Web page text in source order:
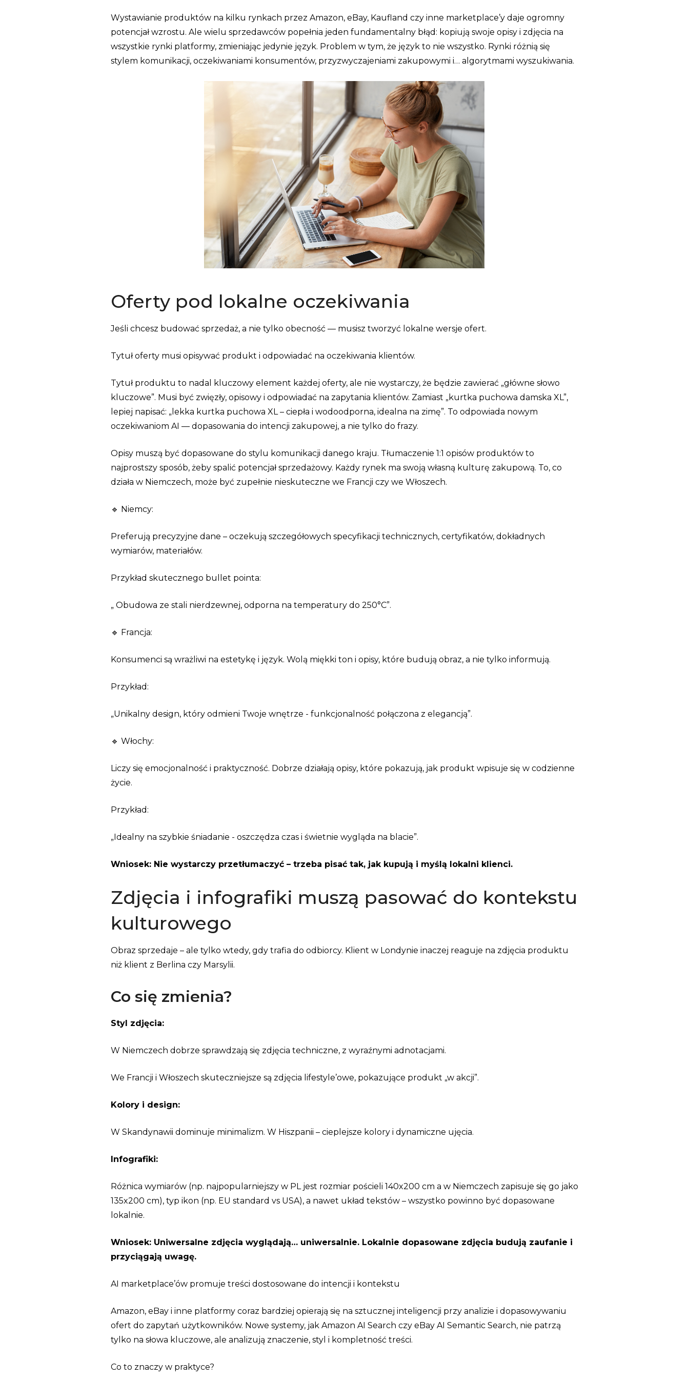
Wystawianie produktów na kilku rynkach przez Amazon, eBay, Kaufland czy inne marketplace’y daje ogromny
potencjał wzrostu. Ale wielu sprzedawców popełnia jeden fundamentalny błąd: kopiują swoje opisy i zdjęcia na
wszystkie rynki platformy, zmieniając jedynie język. Problem w tym, że język to nie wszystko. Rynki różnią się
stylem komunikacji, oczekiwaniami konsumentów, przyzwyczajeniami zakupowymi i… algorytmami wyszukiwania.
Oferty pod lokalne oczekiwania
Jeśli chcesz budować sprzedaż, a nie tylko obecność — musisz tworzyć lokalne wersje ofert.
Tytuł oferty musi opisywać produkt i odpowiadać na oczekiwania klientów.
Tytuł produktu to nadal kluczowy element każdej oferty, ale nie wystarczy, że będzie zawierać „główne słowo
kluczowe”. Musi być zwięzły, opisowy i odpowiadać na zapytania klientów. Zamiast „kurtka puchowa damska XL”,
lepiej napisać: „lekka kurtka puchowa XL – ciepła i wodoodporna, idealna na zimę”. To odpowiada nowym
oczekiwaniom AI — dopasowania do intencji zakupowej, a nie tylko do frazy.
Opisy muszą być dopasowane do stylu komunikacji danego kraju. Tłumaczenie 1:1 opisów produktów to
najprostszy sposób, żeby spalić potencjał sprzedażowy. Każdy rynek ma swoją własną kulturę zakupową. To, co
działa w Niemczech, może być zupełnie nieskuteczne we Francji czy we Włoszech.
🔹 Niemcy:
Preferują precyzyjne dane – oczekują szczegółowych specyfikacji technicznych, certyfikatów, dokładnych
wymiarów, materiałów.
Przykład skutecznego bullet pointa:
„ Obudowa ze stali nierdzewnej, odporna na temperatury do 250°C”.
🔹 Francja:
Konsumenci są wrażliwi na estetykę i język. Wolą miękki ton i opisy, które budują obraz, a nie tylko informują.
Przykład:
„Unikalny design, który odmieni Twoje wnętrze - funkcjonalność połączona z elegancją”.
🔹 Włochy:
Liczy się emocjonalność i praktyczność. Dobrze działają opisy, które pokazują, jak produkt wpisuje się w codzienne
życie.
Przykład:
„Idealny na szybkie śniadanie - oszczędza czas i świetnie wygląda na blacie”.
Wniosek: Nie wystarczy przetłumaczyć – trzeba pisać tak, jak kupują i myślą lokalni klienci.
Zdjęcia i infografiki muszą pasować do kontekstu
kulturowego
Obraz sprzedaje – ale tylko wtedy, gdy trafia do odbiorcy. Klient w Londynie inaczej reaguje na zdjęcia produktu
niż klient z Berlina czy Marsylii.
Co się zmienia?
Styl zdjęcia:
W Niemczech dobrze sprawdzają się zdjęcia techniczne, z wyraźnymi adnotacjami.
We Francji i Włoszech skuteczniejsze są zdjęcia lifestyle’owe, pokazujące produkt „w akcji”.
Kolory i design:
W Skandynawii dominuje minimalizm. W Hiszpanii – cieplejsze kolory i dynamiczne ujęcia.
Infografiki:
Różnica wymiarów (np. najpopularniejszy w PL jest rozmiar pościeli 140x200 cm a w Niemczech zapisuje się go jako
135x200 cm), typ ikon (np. EU standard vs USA), a nawet układ tekstów – wszystko powinno być dopasowane
lokalnie.
Wniosek: Uniwersalne zdjęcia wyglądają… uniwersalnie. Lokalnie dopasowane zdjęcia budują zaufanie i
przyciągają uwagę.
AI marketplace’ów promuje treści dostosowane do intencji i kontekstu
Amazon, eBay i inne platformy coraz bardziej opierają się na sztucznej inteligencji przy analizie i dopasowywaniu
ofert do zapytań użytkowników. Nowe systemy, jak Amazon AI Search czy eBay AI Semantic Search, nie patrzą
tylko na słowa kluczowe, ale analizują znaczenie, styl i kompletność treści.
Co to znaczy w praktyce?